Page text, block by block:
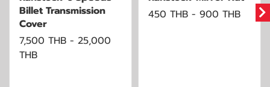
Billet Transmission
Cover
7,500 THB - 25,000
THB
450 THB - 900 THB